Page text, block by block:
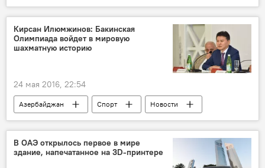
Кирсан Илюмжинов: Бакинская
Олимпиада войдет в мировую
шахматную историю
24 мая 2016, 22:54
Азербайджан Спорт
Новости
ЖИЗНЬ
В ОАЭ открылось первое в мире
здание, напечатанное на 3D-принтере